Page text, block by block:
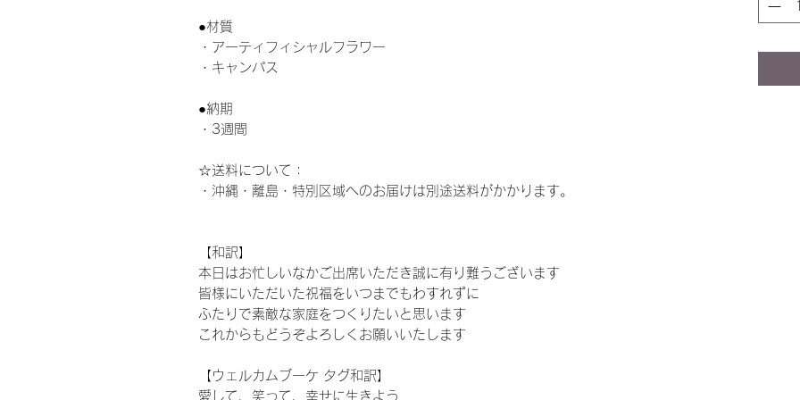
●材質
・アーティフィシャルフラワー
・キャンパス
●納期
・3週間
☆送料について：
・沖縄・離島・特別区域へのお届けは別途送料がかかります。
【和訳】
本日はお忙しいなかご出席いただき誠に有り難うございます
皆様にいただいた祝福をいつまでもわすれずに
ふたりで素敵な家庭をつくりたいと思います
これからもどうぞよろしくお願いいたします
【ウェルカムブーケ タグ和訳】
愛して、笑って、幸せに生きよう